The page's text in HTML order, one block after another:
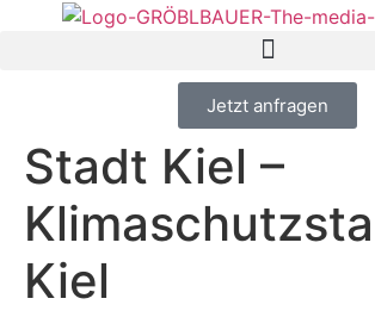
springen
Jetzt anfragen
Stadt Kiel –
Kiel